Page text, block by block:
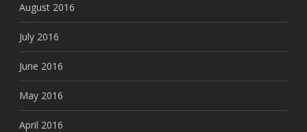
August 2016
July 2016
June 2016
May 2016
April 2016